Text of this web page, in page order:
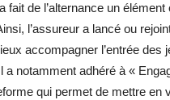
fait de l’alternance un élément
l’assureur a lancé ou
accompagner l’entrée des
a notamment adhéré à «
qui permet de mettre en